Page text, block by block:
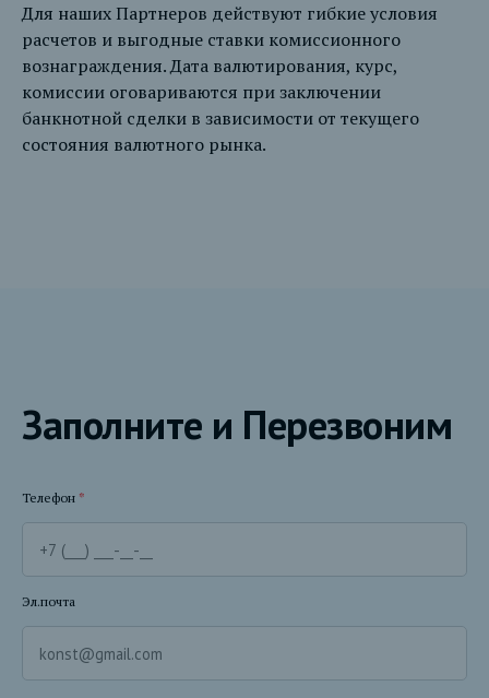
Для наших Партнеров действуют гибкие условия
расчетов и выгодные ставки комиссионного
вознаграждения. Дата валютирования, курс,
комиссии оговариваются при заключении
банкнотной сделки в зависимости от текущего
состояния валютного рынка.
Заполните и Перезвоним
Телефон *
Эл.почта